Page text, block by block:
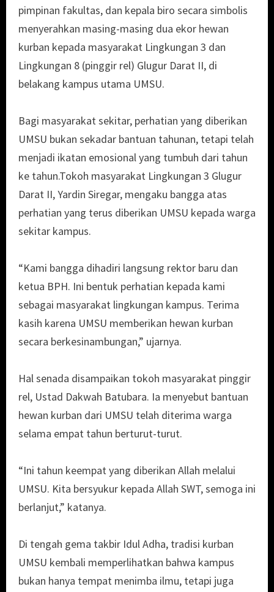
pimpinan fakultas, dan kepala biro secara simbolis
menyerahkan masing-masing dua ekor hewan
kurban kepada masyarakat Lingkungan 3 dan
Lingkungan 8 (pinggir rel) Glugur Darat II, di
belakang kampus utama UMSU.
Bagi masyarakat sekitar, perhatian yang diberikan
UMSU bukan sekadar bantuan tahunan, tetapi telah
menjadi ikatan emosional yang tumbuh dari tahun
ke tahun.Tokoh masyarakat Lingkungan 3 Glugur
Darat II, Yardin Siregar, mengaku bangga atas
perhatian yang terus diberikan UMSU kepada warga
sekitar kampus.
“Kami bangga dihadiri langsung rektor baru dan
ketua BPH. Ini bentuk perhatian kepada kami
sebagai masyarakat lingkungan kampus. Terima
kasih karena UMSU memberikan hewan kurban
secara berkesinambungan,” ujarnya.
Hal senada disampaikan tokoh masyarakat pinggir
rel, Ustad Dakwah Batubara. Ia menyebut bantuan
hewan kurban dari UMSU telah diterima warga
selama empat tahun berturut-turut.
“Ini tahun keempat yang diberikan Allah melalui
UMSU. Kita bersyukur kepada Allah SWT, semoga ini
berlanjut,” katanya.
Di tengah gema takbir Idul Adha, tradisi kurban
UMSU kembali memperlihatkan bahwa kampus
bukan hanya tempat menimba ilmu, tetapi juga